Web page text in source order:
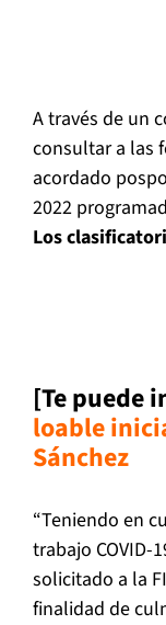
A través de un
consultar a las
acordado
2022
Los
[Te puede
loable
Sánchez
“Teniendo en
trabajo COVID-
solicitado a la
finalidad de